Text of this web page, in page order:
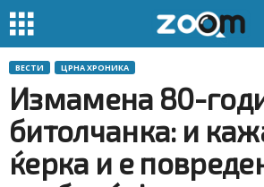
ВЕСТИ ЦРНА ХРОНИКА
Измамена 80-
битолчанка: и
ќерка и е